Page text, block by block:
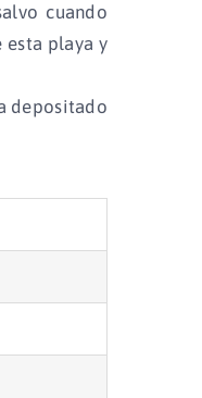
cuando
esta playa y
depositado